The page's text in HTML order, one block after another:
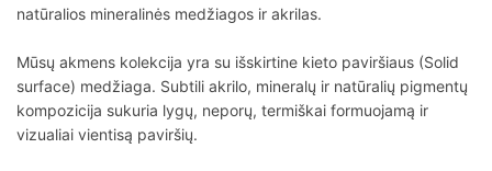
natūralios mineralinės medžiagos ir akrilas.
Mūsų akmens kolekcija yra su išskirtine kieto paviršiaus (Solid
surface) medžiaga. Subtili akrilo, mineralų ir natūralių pigmentų
kompozicija sukuria lygų, neporų, termiškai formuojamą ir
vizualiai vientisą paviršių.